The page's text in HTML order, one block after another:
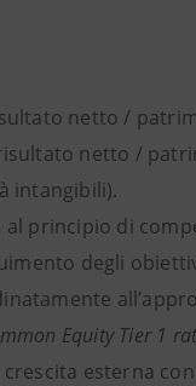
netto /
netto /
intangibili).
principio di
degli
Equity Tier 1
esterna